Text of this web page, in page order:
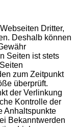
Dritter,
Deshalb können
Seiten ist stets
zum Zeitpunkt
überprüft.
der Verlinkung
Kontrolle der
Anhaltspunkte
Bekanntwerden